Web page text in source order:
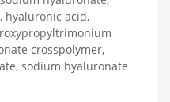
hyaluronic acid,
crosspolymer,
sodium hyaluronate